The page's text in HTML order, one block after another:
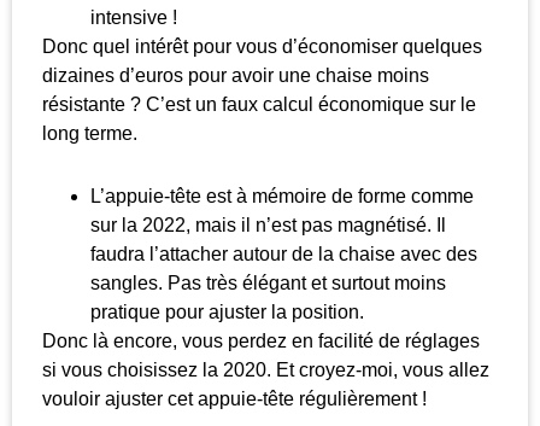
intensive !
Donc quel intérêt pour vous d’économiser quelques
dizaines d’euros pour avoir une chaise moins
résistante ? C’est un faux calcul économique sur le
long terme.
L’appuie-tête est à mémoire de forme comme
sur la 2022, mais il n’est pas magnétisé. Il
faudra l’attacher autour de la chaise avec des
sangles. Pas très élégant et surtout moins
pratique pour ajuster la position.
Donc là encore, vous perdez en facilité de réglages
si vous choisissez la 2020. Et croyez-moi, vous allez
vouloir ajuster cet appuie-tête régulièrement !